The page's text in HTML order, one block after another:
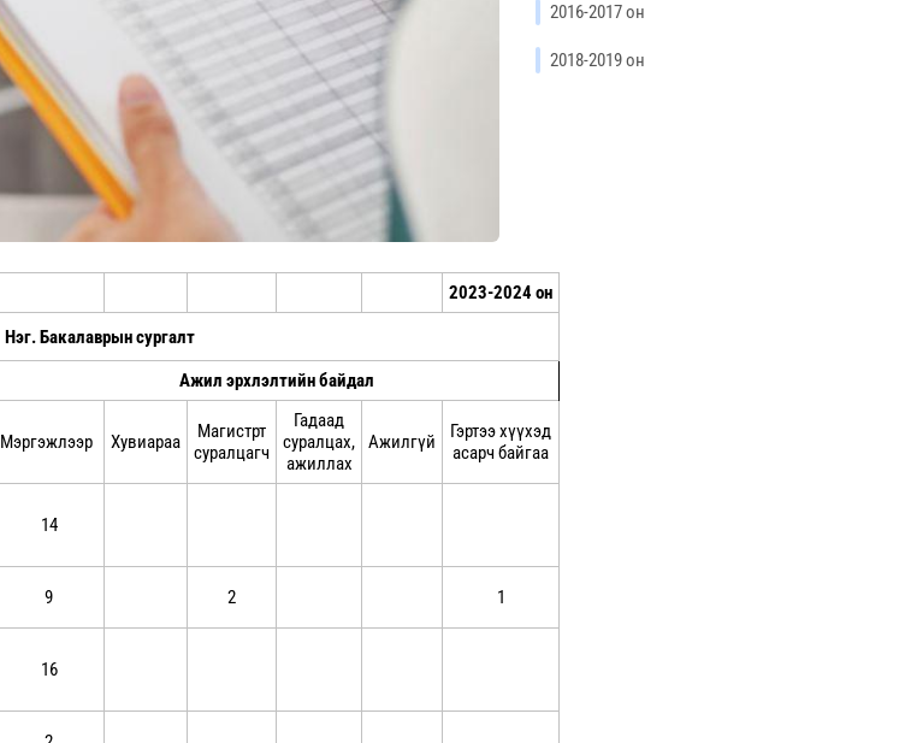
2023-2024 он
Нэг. Бакалаврын сургалт
Ажил эрхлэлтийн байдал
Мэргэжлээр Хувиараа
Магистрт
суралцагч
Гадаад
суралцах,
ажиллах
Ажилгүй
Гэртээ хүүхэд
асарч байгаа
14
9 2 1
16
2016-2017 он
2018-2019 он